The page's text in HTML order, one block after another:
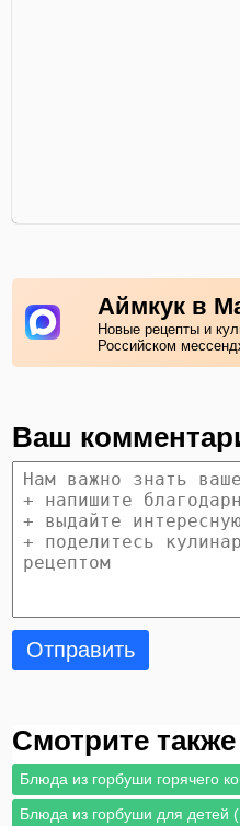
Аймкук в
Новые рецепты и
Российском
Ваш
Отправить
Смотрите также
Блюда из горбуши горячего
Блюда из горбуши для детей